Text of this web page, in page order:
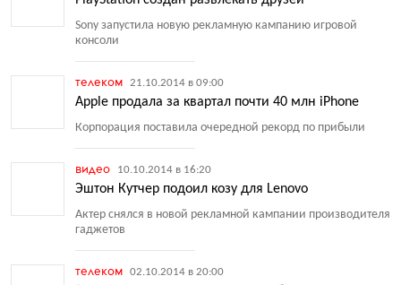
Sony запустила новую рекламную кампанию игровой
консоли
телеком 21.10.2014 в 09:00
Apple продала за квартал почти 40 млн iPhone
Корпорация поставила очередной рекорд по прибыли
видео 10.10.2014 в 16:20
Эштон Кутчер подоил козу для Lenovo
Актер снялся в новой рекламной кампании производителя
гаджетов
телеком 02.10.2014 в 20:00